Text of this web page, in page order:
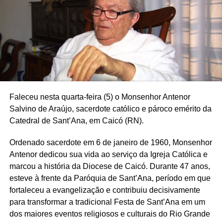
os desgastes, mas vê mais potencial de eventuais
prejuízos relacionados aos três inquéritos envolvendo
Lulinha no Supremo Tribunal Federal (STF) do que no
caso Marcola.
O presidenciável também destacou que Gaspar já foi
promotor de Justiça, o que representa uma tentativa de
do combate à criminalidade. Gaspar é de Alagoas, o que
conversa com a estratégia de Flávio de buscar mais
apoios no Nordeste, região onde Lula é mais forte.
— O Brasil estaria muito melhor servido com as senhoras
(referência as mulheres no palco), mas Deus quis que
nesse momento fosse um soldado do Nordeste — disse
Gaspar.
O anúncio ocorreu durante entrevista coletiva nesta
quarta-feira, em Brasília, com a presença de aliados. A
Faleceu nesta quarta-feira (5) o Monsenhor Antenor
Salvino de Araújo, sacerdote católico e pároco emérito da
Catedral de Sant’Ana, em Caicó (RN).
Ordenado sacerdote em 6 de janeiro de 1960, Monsenhor
Antenor dedicou sua vida ao serviço da Igreja Católica e
marcou a história da Diocese de Caicó. Durante 47 anos,
esteve à frente da Paróquia de Sant’Ana, período em que
fortaleceu a evangelização e contribuiu decisivamente
para transformar a tradicional Festa de Sant’Ana em um
dos maiores eventos religiosos e culturais do Rio Grande